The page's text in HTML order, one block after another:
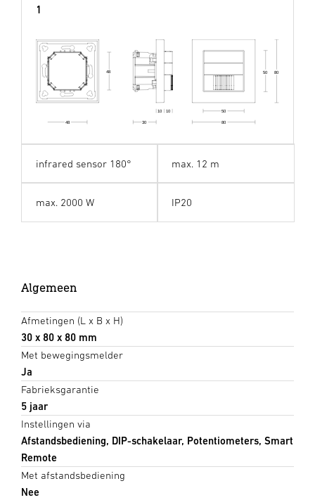
1
48
80
80
50
50
48 30
10
10
infrared sensor 180° max. 12 m
max. 2000 W IP20
Algemeen
Afmetingen (L x B x H)
30 x 80 x 80 mm
Met bewegingsmelder
Ja
Fabrieksgarantie
5 jaar
Instellingen via
Afstandsbediening, DIP-schakelaar, Potentiometers, Smart
Remote
Met afstandsbediening
Nee